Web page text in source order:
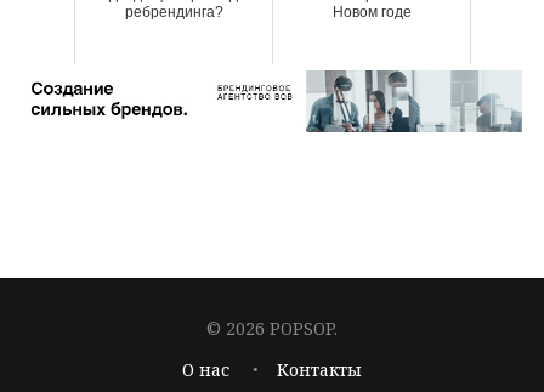
ребрендинга?
Новом годе
© 2026 POPSOP.
О нас
Контакты